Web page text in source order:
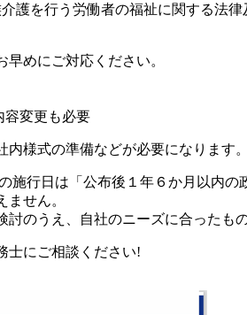
護を行う労働者の福祉に関する法
めにご対応ください。
変更も必要
様式の準備などが必要になります。
行日は「公布後１年６か月以内
せん。
のうえ、自社のニーズに合ったも
士にご相談ください!